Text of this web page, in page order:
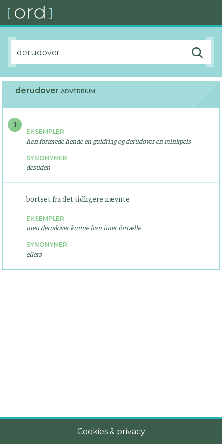
derudover ADVERBIUM
1
EKSEMPLER
han forærede hende en guldring og derudover en minkpels
SYNONYMER
desuden
bortset fra det tidligere nævnte
EKSEMPLER
men derudover kunne han intet fortælle
SYNONYMER
ellers
Cookies & privacy